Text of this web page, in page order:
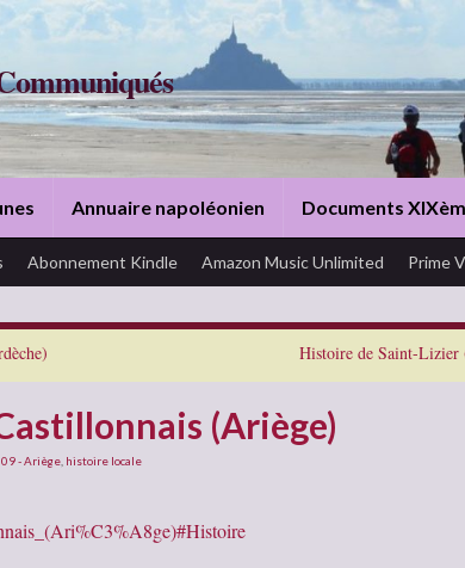
Annuaire napoléonien Documents
Abonnement Kindle Amazon Music Unlimited Prime
Histoire de Saint-Lizier
(Ariège)
09 - Ariège histoire locale